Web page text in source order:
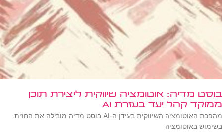
בוסט מדיה: אוטומציה שיווקית ליצירת תוכן
ממוקד קהל יעד בעזרת AI
מהפכת האוטומציה השיווקית בעידן ה-AI בוסט מדיה מובילה את החזית
בשימוש באוטומציה